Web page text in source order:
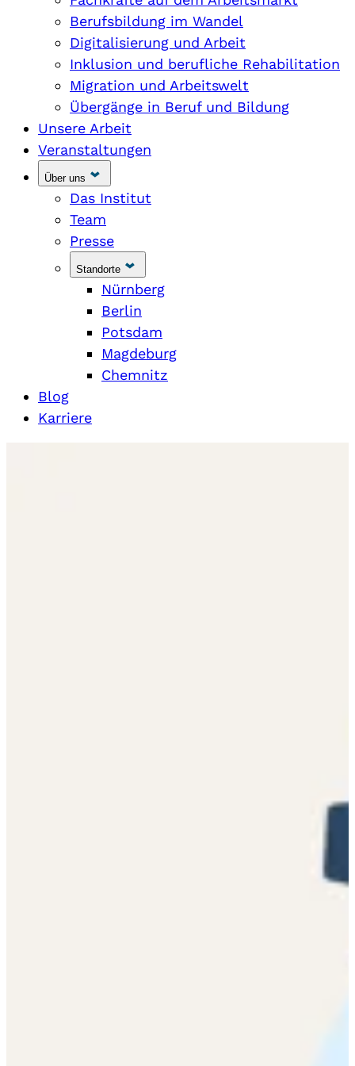
Berufsbildung im Wandel
Digitalisierung und Arbeit
Inklusion und berufliche Rehabilitation
Migration und Arbeitswelt
Übergänge in Beruf und Bildung
Unsere Arbeit
Veranstaltungen
Über uns
Das Institut
Team
Presse
Standorte
Nürnberg
Berlin
Potsdam
Magdeburg
Chemnitz
Blog
Karriere